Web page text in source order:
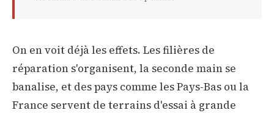
On en voit déjà les effets. Les filières de
réparation s'organisent, la seconde main se
banalise, et des pays comme les Pays-Bas ou la
France servent de terrains d'essai à grande